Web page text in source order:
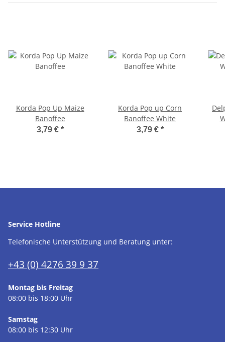
Korda Pop Up Maize
Banoffee
3,79 € *
Korda Pop up Corn
Banoffee White
3,79 € *
Service Hotline
Telefonische Unterstützung und Beratung unter:
+43 (0) 4276 39 9 37
Montag bis Freitag
08:00 bis 18:00 Uhr
Samstag
08:00 bis 12:30 Uhr